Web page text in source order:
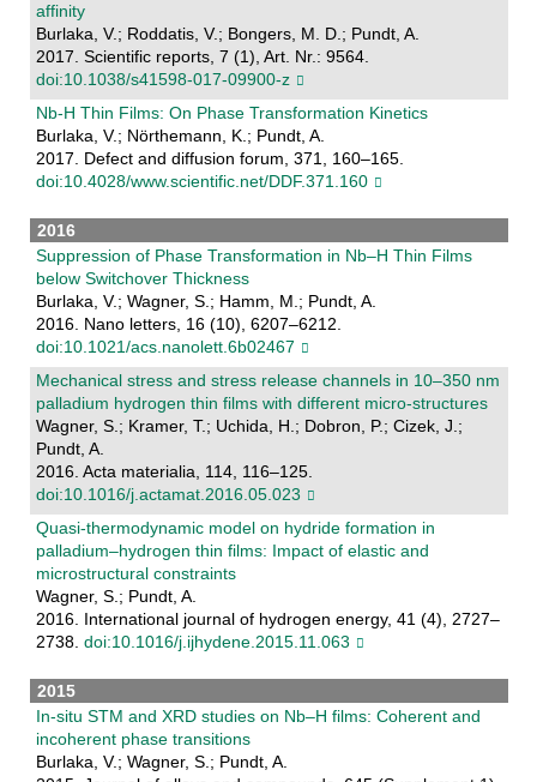
affinity
Burlaka, V.; Roddatis, V.; Bongers, M. D.; Pundt, A.
2017. Scientific reports, 7 (1), Art. Nr.: 9564.
doi:10.1038/s41598-017-09900-z
Nb-H Thin Films: On Phase Transformation Kinetics
Burlaka, V.; Nörthemann, K.; Pundt, A.
2017. Defect and diffusion forum, 371, 160–165.
doi:10.4028/www.scientific.net/DDF.371.160
2016
Suppression of Phase Transformation in Nb–H Thin Films
below Switchover Thickness
Burlaka, V.; Wagner, S.; Hamm, M.; Pundt, A.
2016. Nano letters, 16 (10), 6207–6212.
doi:10.1021/acs.nanolett.6b02467
Mechanical stress and stress release channels in 10–350 nm
palladium hydrogen thin films with different micro-structures
Wagner, S.; Kramer, T.; Uchida, H.; Dobron, P.; Cizek, J.;
Pundt, A.
2016. Acta materialia, 114, 116–125.
doi:10.1016/j.actamat.2016.05.023
Quasi-thermodynamic model on hydride formation in
palladium–hydrogen thin films: Impact of elastic and
microstructural constraints
Wagner, S.; Pundt, A.
2016. International journal of hydrogen energy, 41 (4), 2727–
2738. doi:10.1016/j.ijhydene.2015.11.063
2015
In-situ STM and XRD studies on Nb–H films: Coherent and
incoherent phase transitions
Burlaka, V.; Wagner, S.; Pundt, A.